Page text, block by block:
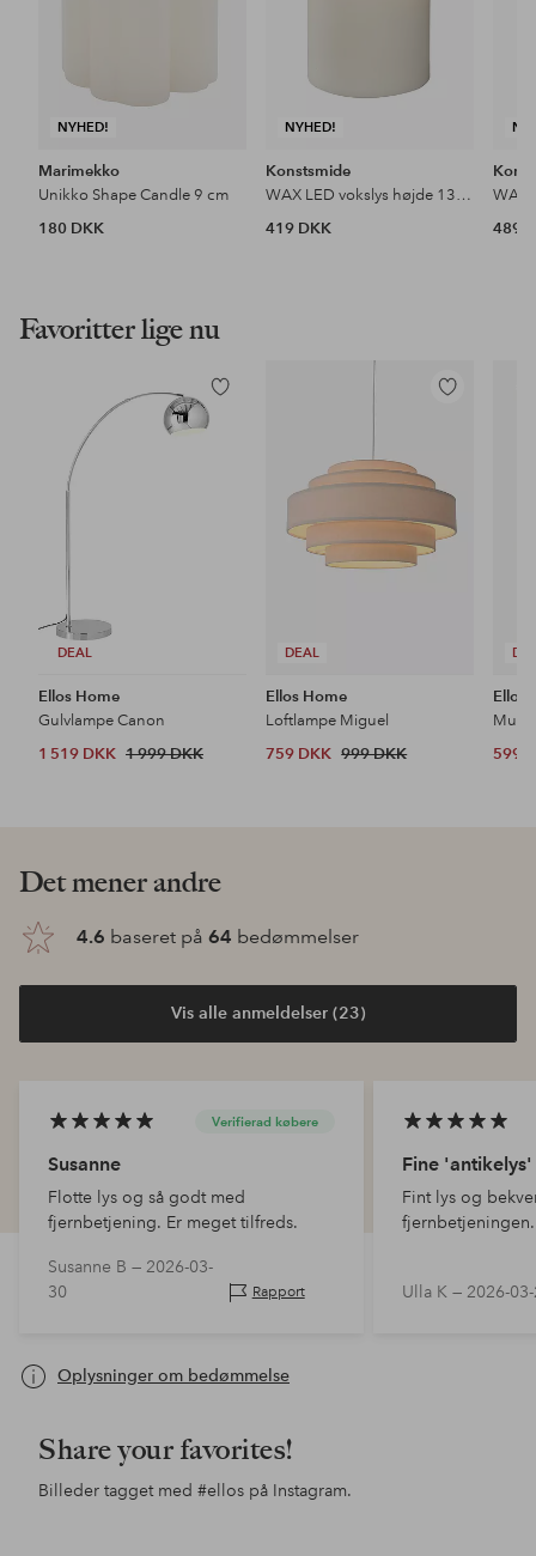
NYHED!
Marimekko
Unikko Shape Candle 9 cm
180 DKK
NYHED!
Konstsmide
WAX LED vokslys højde 13.4 cm
419 DKK
489
Favoritter lige nu
DEAL
Tilføj
til
Ellos Home
Gulvlampe Canon
1 519 DKK 1 999 DKK
DEAL
Tilføj
Ellos Home
Loftlampe Miguel
759 DKK 999 DKK
Ellos
599
Det mener andre
4.6 baseret på 64 bedømmelser
Vis alle anmeldelser (23)
Verifierad købere
Susanne
Flotte lys og så godt med
fjernbetjening. Er meget tilfreds.
Susanne B — 2026-03-
30
Rapport
Fine 'antikelys'
Fint lys og
fjernbetjeningen.
Ulla K — 2026-
Oplysninger om bedømmelse
Share your favorites!
Billeder tagget med #ellos på Instagram.